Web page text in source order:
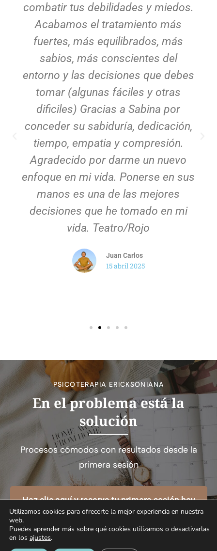
combatir tus debilidades y miedos.
Acabamos el tratamiento más
fuertes, más equilibrados, más
sabios, más conscientes del
entorno y las decisiones que debes
tomar (algunas fáciles y otras
dificiles) Gracias a Sabina por
conceder su sabiduría, dedicación,
tiempo, empatia y compresión.
Agradecido por darme un nuevo
enfoque en mi vida. Ponerse en sus
manos es una de las mejores
decisiones que he tomado en mi
vida. Teatro/Rojo
Juan Carlos
15 abril 2025
PSICOTERAPIA ERICKSONIANA
En el problema está la
solución
Procesos cómodos con resultados desde la
primera sesión
Haz clic aquí y reserva tu primera sesión hoy
Utilizamos cookies para ofrecerte la mejor experiencia en nuestra
web.
Puedes aprender más sobre qué cookies utilizamos o desactivarlas
en los ajustes.